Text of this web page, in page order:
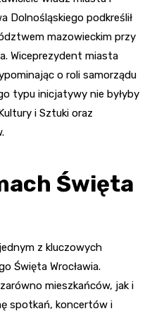
Dolnośląskiego podkreślił
mazowieckim przy
Wiceprezydent miasta
o roli samorządu
typu inicjatywy nie byłyby
i Sztuki oraz
Święta
z kluczowych
Święta Wrocławia.
mieszkańców, jak i
spotkań, koncertów i